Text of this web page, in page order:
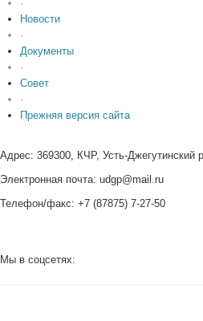
·
Новости
·
Документы
·
Совет
·
Прежняя версия сайта
Адрес: 369300, КЧР, Усть-Джегутинский
Электронная почта: udgp@mail.ru
Телефон/факс: +7 (87875) 7-27-50
Мы в соцсетях: